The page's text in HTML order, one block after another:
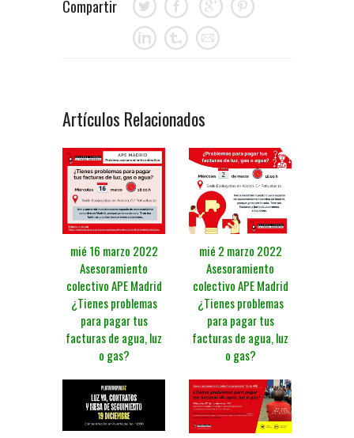
Compartir
Artículos Relacionados
mié 16 marzo 2022
Asesoramiento
colectivo APE Madrid
¿Tienes problemas
para pagar tus
facturas de agua, luz
o gas?
mié 2 marzo 2022
Asesoramiento
colectivo APE Madrid
¿Tienes problemas
para pagar tus
facturas de agua, luz
o gas?